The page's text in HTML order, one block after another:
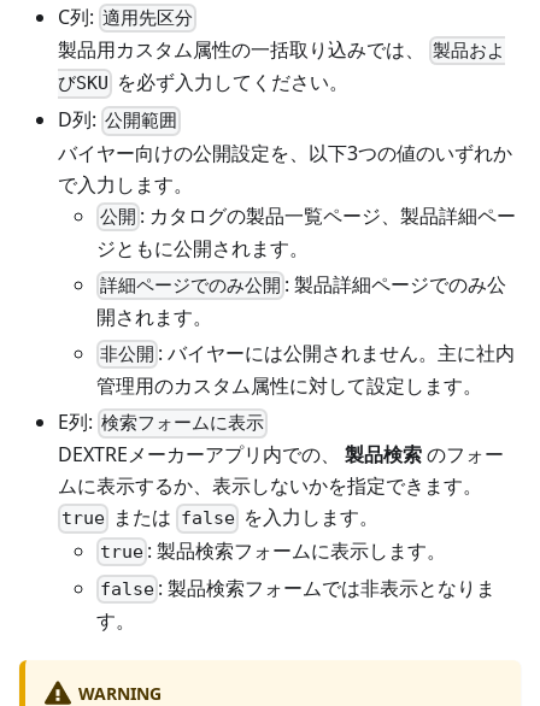
C列: 適用先区分
製品用カスタム属性の一括取り込みでは、
製品およ
びSKU を必ず入力してください。
D列: 公開範囲
バイヤー向けの公開設定を、以下3つの値のいずれか
で入力します。
公開 : カタログの製品一覧ページ、製品詳細ペー
ジともに公開されます。
詳細ページでのみ公開 : 製品詳細ページでのみ公
開されます。
非公開 : バイヤーには公開されません。主に社内
管理用のカスタム属性に対して設定します。
E列: 検索フォームに表示
DEXTREメーカーアプリ内での、 製品検索のフォー
ムに表示するか、表示しないかを指定できます。
true または falseを入力します。
true : 製品検索フォームに表示します。
false : 製品検索フォームでは非表示となりま
す。
WARNING